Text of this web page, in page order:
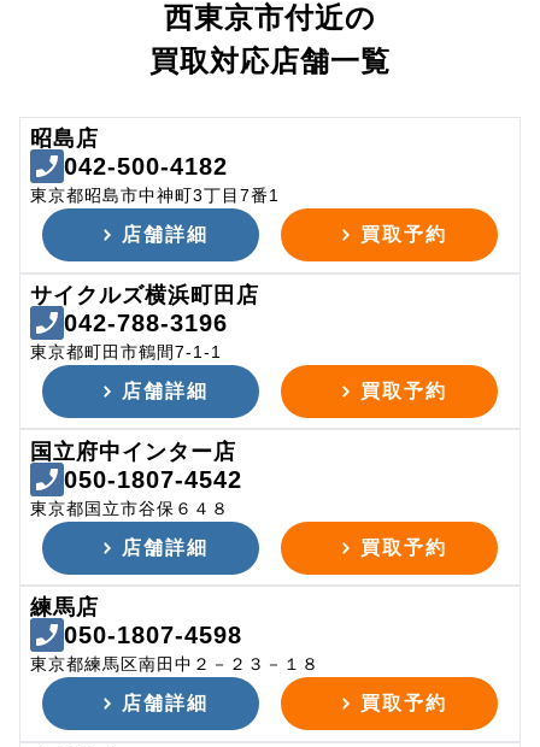
西東京市付近の
買取対応店舗一覧
昭島店
042-500-4182
東京都昭島市中神町3丁目7番1
店舗詳細 買取予約
サイクルズ横浜町田店
042-788-3196
東京都町田市鶴間7-1-1
店舗詳細 買取予約
国立府中インター店
050-1807-4542
東京都国立市谷保６４８
店舗詳細 買取予約
練馬店
050-1807-4598
東京都練馬区南田中２－２３－１８
店舗詳細 買取予約